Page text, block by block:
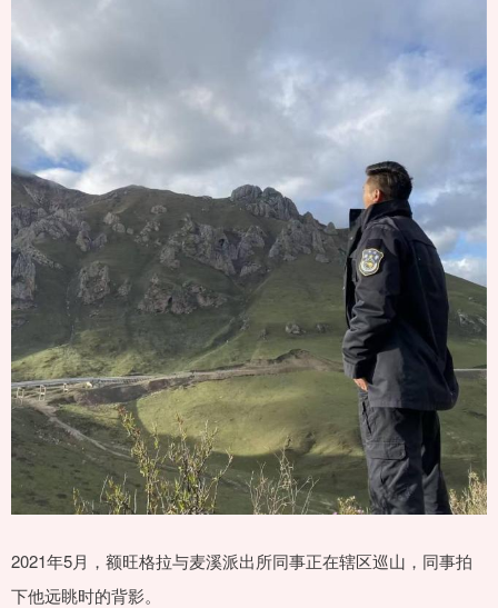
2021年5月，额旺格拉与麦溪派出所同事正在辖区巡山，同事拍
下他远眺时的背影。